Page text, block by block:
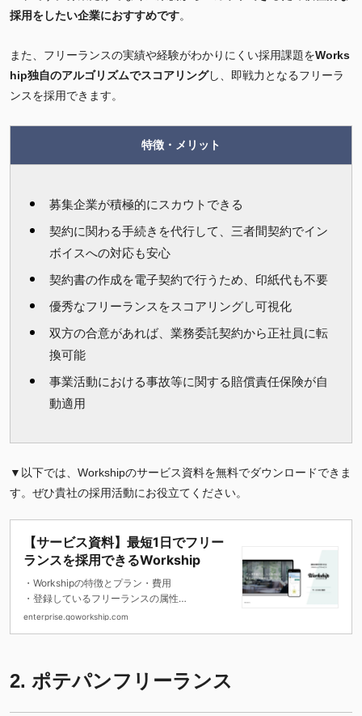
採用をしたい企業におすすめです。
また、フリーランスの実績や経験がわかりにくい採用課題をWorks
hip独自のアルゴリズムでスコアリングし、即戦力となるフリーラ
ンスを採用できます。
特徴・メリット
募集企業が積極的にスカウトできる
契約に関わる手続きを代行して、三者間契約でイン
ボイスへの対応も安心
契約書の作成を電子契約で行うため、印紙代も不要
優秀なフリーランスをスコアリングし可視化
双方の合意があれば、業務委託契約から正社員に転
換可能
事業活動における事故等に関する賠償責任保険が自
動適用
▼以下では、Workshipのサービス資料を無料でダウンロードできま
す。ぜひ貴社の採用活動にお役立てください。
【サービス資料】最短1日でフリー
ランスを採用できるWorkship
・Workshipの特徴とプラン・費用
・登録しているフリーランスの属性
・導入企業の活用事例 などをお伝えしてい
enterprise.goworkship.com
2. ポテパンフリーランス